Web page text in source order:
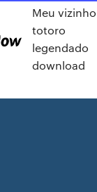
Meu vizinho
totoro
legendado
download